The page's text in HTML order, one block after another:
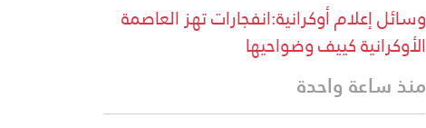
وسائل إعلام أوكرانية:انفجارات تهز العاصمة
الأوكرانية كييف وضواحيها
منذ ساعة واحدة